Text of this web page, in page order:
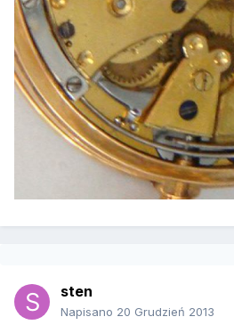
sten
Napisano 20 Grudzień 2013